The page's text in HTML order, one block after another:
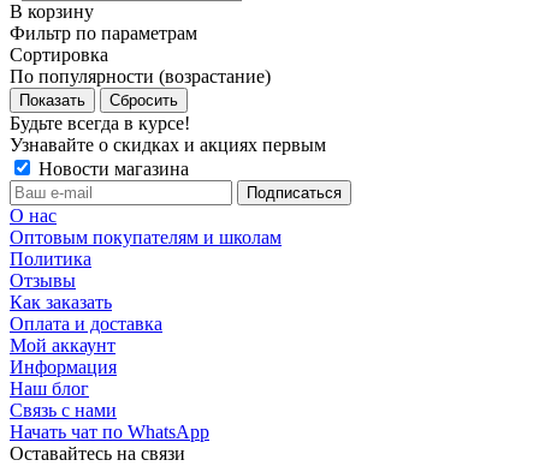
В корзину
Фильтр по параметрам
Сортировка
По популярности (возрастание)
Сбросить
Будьте всегда в курсе!
Узнавайте о скидках и акциях первым
Новости магазина
О нас
Оптовым покупателям и школам
Политика
Отзывы
Как заказать
Оплата и доставка
Мой аккаунт
Информация
Наш блог
Связь с нами
Начать чат по WhatsApp
Оставайтесь на связи